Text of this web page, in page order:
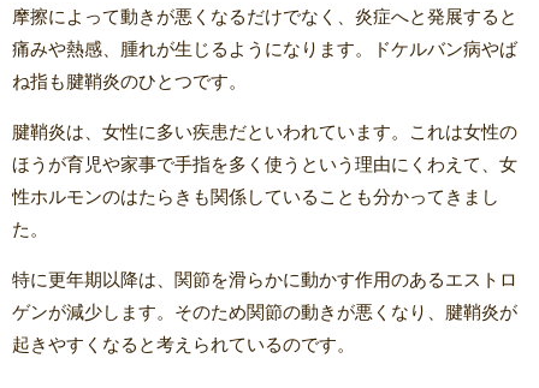
摩擦によって動きが悪くなるだけでなく、炎症へと発展すると
痛みや熱感、腫れが生じるようになります。ドケルバン病やば
ね指も腱鞘炎のひとつです。
腱鞘炎は、女性に多い疾患だといわれています。これは女性の
ほうが育児や家事で手指を多く使うという理由にくわえて、女
性ホルモンのはたらきも関係していることも分かってきまし
た。
特に更年期以降は、関節を滑らかに動かす作用のあるエストロ
ゲンが減少します。そのため関節の動きが悪くなり、腱鞘炎が
起きやすくなると考えられているのです。